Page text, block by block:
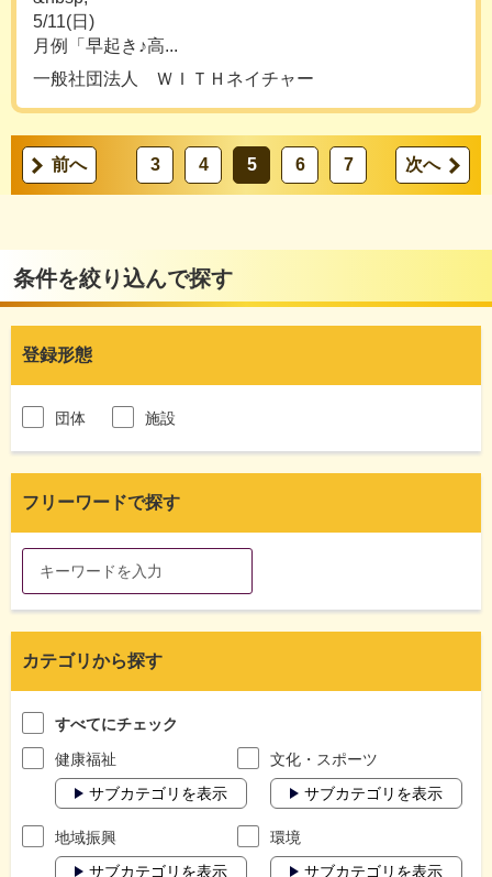
5/11(日)
月例「早起き♪高...
一般社団法人 ＷＩＴＨネイチャー
前へ 3 4 5 6 7 次へ
条件を絞り込んで探す
登録形態
団体 施設
フリーワードで探す
カテゴリから探す
すべてにチェック
健康福祉
サブカテゴリを表示
文化・スポーツ
サブカテゴリを表示
地域振興
サブカテゴリを表示
環境
サブカテゴリを表示